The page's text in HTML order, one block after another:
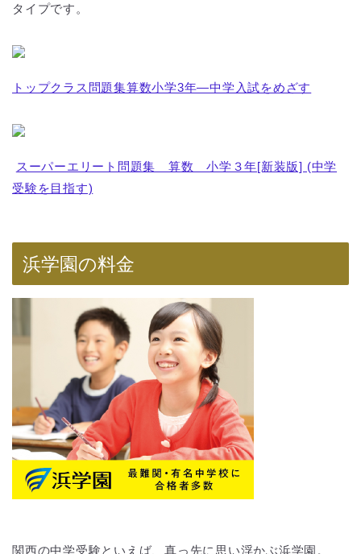
タイプです。
トップクラス問題集算数小学3年―中学入試をめざす
スーパーエリート問題集 算数 小学３年[新装版] (中学
受験を目指す)
浜学園の料金
関西の中学受験といえば、真っ先に思い浮かぶ浜学園。